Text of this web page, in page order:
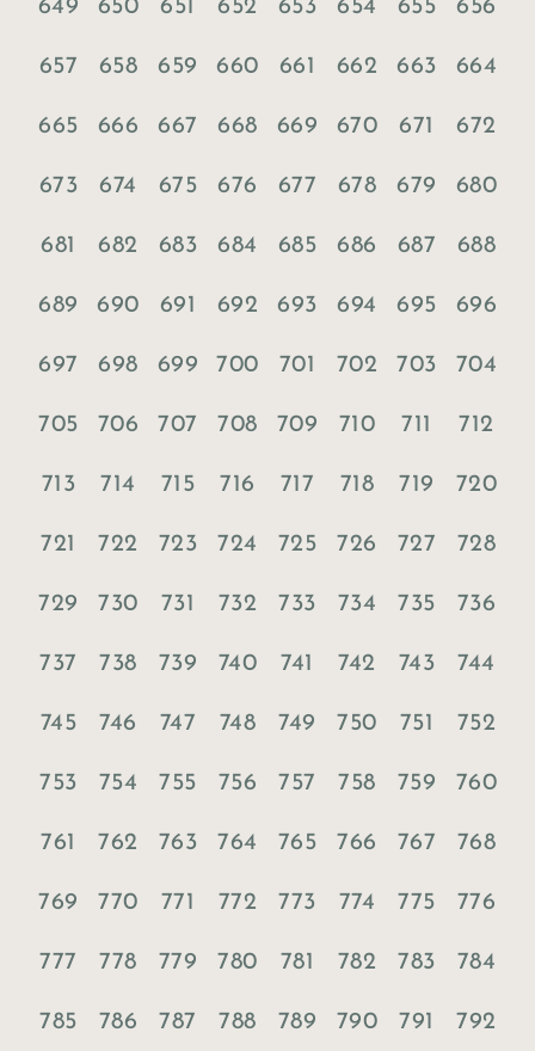
649 650 651 652 653 654 655 656
657 658 659 660 661 662 663 664
665 666 667 668 669 670 671 672
673 674 675 676 677 678 679 680
681 682 683 684 685 686 687 688
689 690 691 692 693 694 695 696
697 698 699 700 701 702 703 704
705 706 707 708 709 710 711 712
713 714 715 716 717 718 719 720
721 722 723 724 725 726 727 728
729 730 731 732 733 734 735 736
737 738 739 740 741 742 743 744
745 746 747 748 749 750 751 752
753 754 755 756 757 758 759 760
761 762 763 764 765 766 767 768
769 770 771 772 773 774 775 776
777 778 779 780 781 782 783 784
785 786 787 788 789 790 791 792